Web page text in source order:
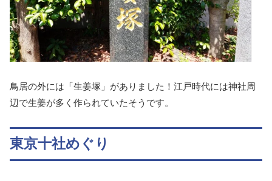
鳥居の外には「生姜塚」がありました！江戸時代には神社周
辺で生姜が多く作られていたそうです。
東京十社めぐり